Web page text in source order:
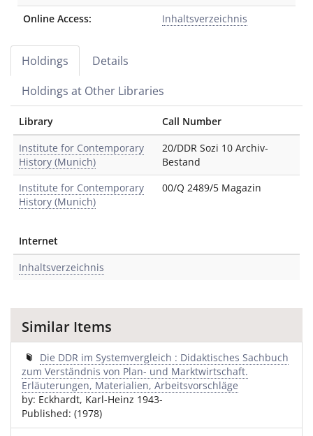
Online Access:
Inhaltsverzeichnis
Holdings
Details
Holdings at Other Libraries
Library
Call Number
Institute for Contemporary
History (Munich)
20/DDR Sozi 10 Archiv-
Bestand
Institute for Contemporary
History (Munich)
00/Q 2489/5 Magazin
Internet
Inhaltsverzeichnis
Similar Items
Die DDR im Systemvergleich : Didaktisches Sachbuch
zum Verständnis von Plan- und Marktwirtschaft.
Erläuterungen, Materialien, Arbeitsvorschläge
by: Eckhardt, Karl-Heinz 1943-
Published: (1978)